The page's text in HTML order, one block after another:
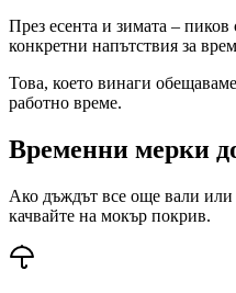
През есента и зимата –
конкретни напътствия за
Това, което винаги
работно време.
Временни мерки
Ако дъждът все още вали или
качвайте на мокър покрив.